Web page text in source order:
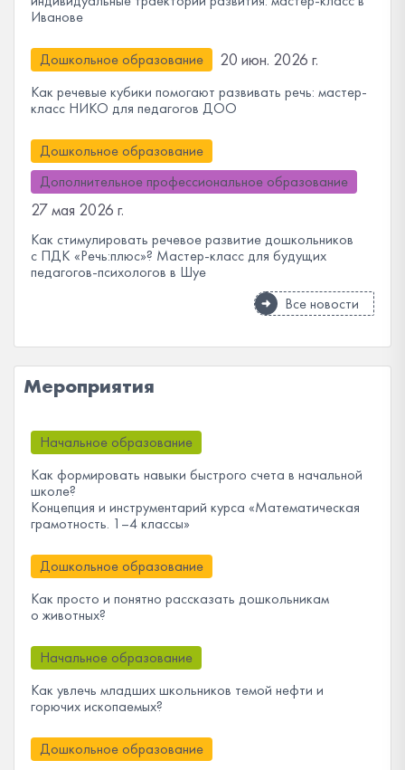
Иванове
Дошкольное образование 20 июн. 2026 г.
Как речевые кубики помогают развивать речь: мастер-
класс НИКО для педагогов ДОО
Дошкольное образование
Дополнительное профессиональное образование
27 мая 2026 г.
Как стимулировать речевое развитие дошкольников
с ПДК «Речь:плюс»? Мастер-класс для будущих
педагогов-психологов в Шуе
Все новости
Мероприятия
Начальное образование
Как формировать навыки быстрого счета в начальной
школе?
Концепция и инструментарий курса «Математическая
грамотность. 1–4 классы»
Дошкольное образование
Как просто и понятно рассказать дошкольникам
о животных?
Начальное образование
Как увлечь младших школьников темой нефти и
горючих ископаемых?
Дошкольное образование